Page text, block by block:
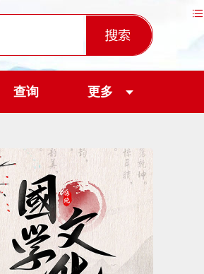
查询 更多